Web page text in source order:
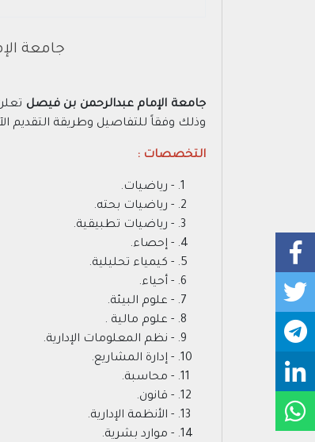
جامعة
جامعة الإمام عبدالرحمن بن فيصل
وذلك وفقاً للتفاصيل وطريقة التقديم
التخصصات :
- رياضيات.
- رياضيات بحته.
- رياضيات تطبيقية.
- إحصاء.
- كيمياء تحليلية.
- أحياء.
- علوم البيئة.
- علوم مالية .
- نظم المعلومات الإدارية.
- إدارة المشاريع.
- محاسبة.
- قانون.
- الأنظمة الإدارية.
- موارد بشرية.